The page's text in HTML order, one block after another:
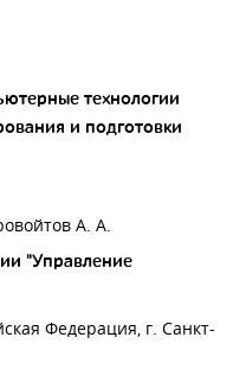
технологии
и подготовки
А. А.
"Управление
Федерация, г. Санкт-